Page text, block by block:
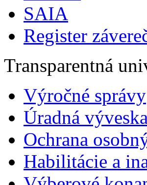
SAIA
Register
Transparentná
Výročné správy
Úradná výveska
Ochrana
Habilitácie a